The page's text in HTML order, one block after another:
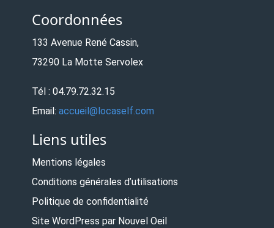
Coordonnées
133 Avenue René Cassin,
73290 La Motte Servolex
Tél : 04.79.72.32.15
Email: accueil@locaself.com
Liens utiles
Mentions légales
Conditions générales d’utilisations
Politique de confidentialité
Site WordPress par Nouvel Oeil